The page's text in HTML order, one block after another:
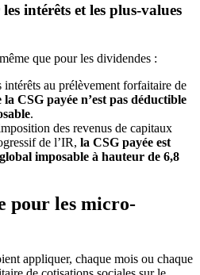
intérêts et les plus-values
que pour les dividendes :
intérêts au prélèvement forfaitaire de
CSG payée n’est pas déductible
.
des revenus de capitaux
de l’IR, la CSG payée est
imposable à hauteur de 6,8
pour les micro-
appliquer, chaque mois ou chaque